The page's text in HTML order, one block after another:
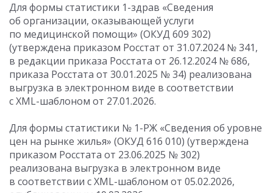
Для формы статистики 1-здрав «Сведения
об организации, оказывающей услуги
по медицинской помощи» (ОКУД 609 302)
(утверждена приказом Росстат от 31.07.2024№ 341,
в редакции приказа Росстата от 26.12.2024№ 686,
приказа Росстата от 30.01.2025 № 34) реализована
выгрузка в электронном виде в соответствии
с XML-шаблоном от 27.01.2026.
Для формы статистики № 1-РЖ «Сведения об уровне
цен на рынке жилья» (ОКУД 616 010) (утверждена
приказом Росстата от 23.06.2025 № 302)
реализована выгрузка в электронном виде
в соответствии с XML-шаблоном от 05.02.2026,